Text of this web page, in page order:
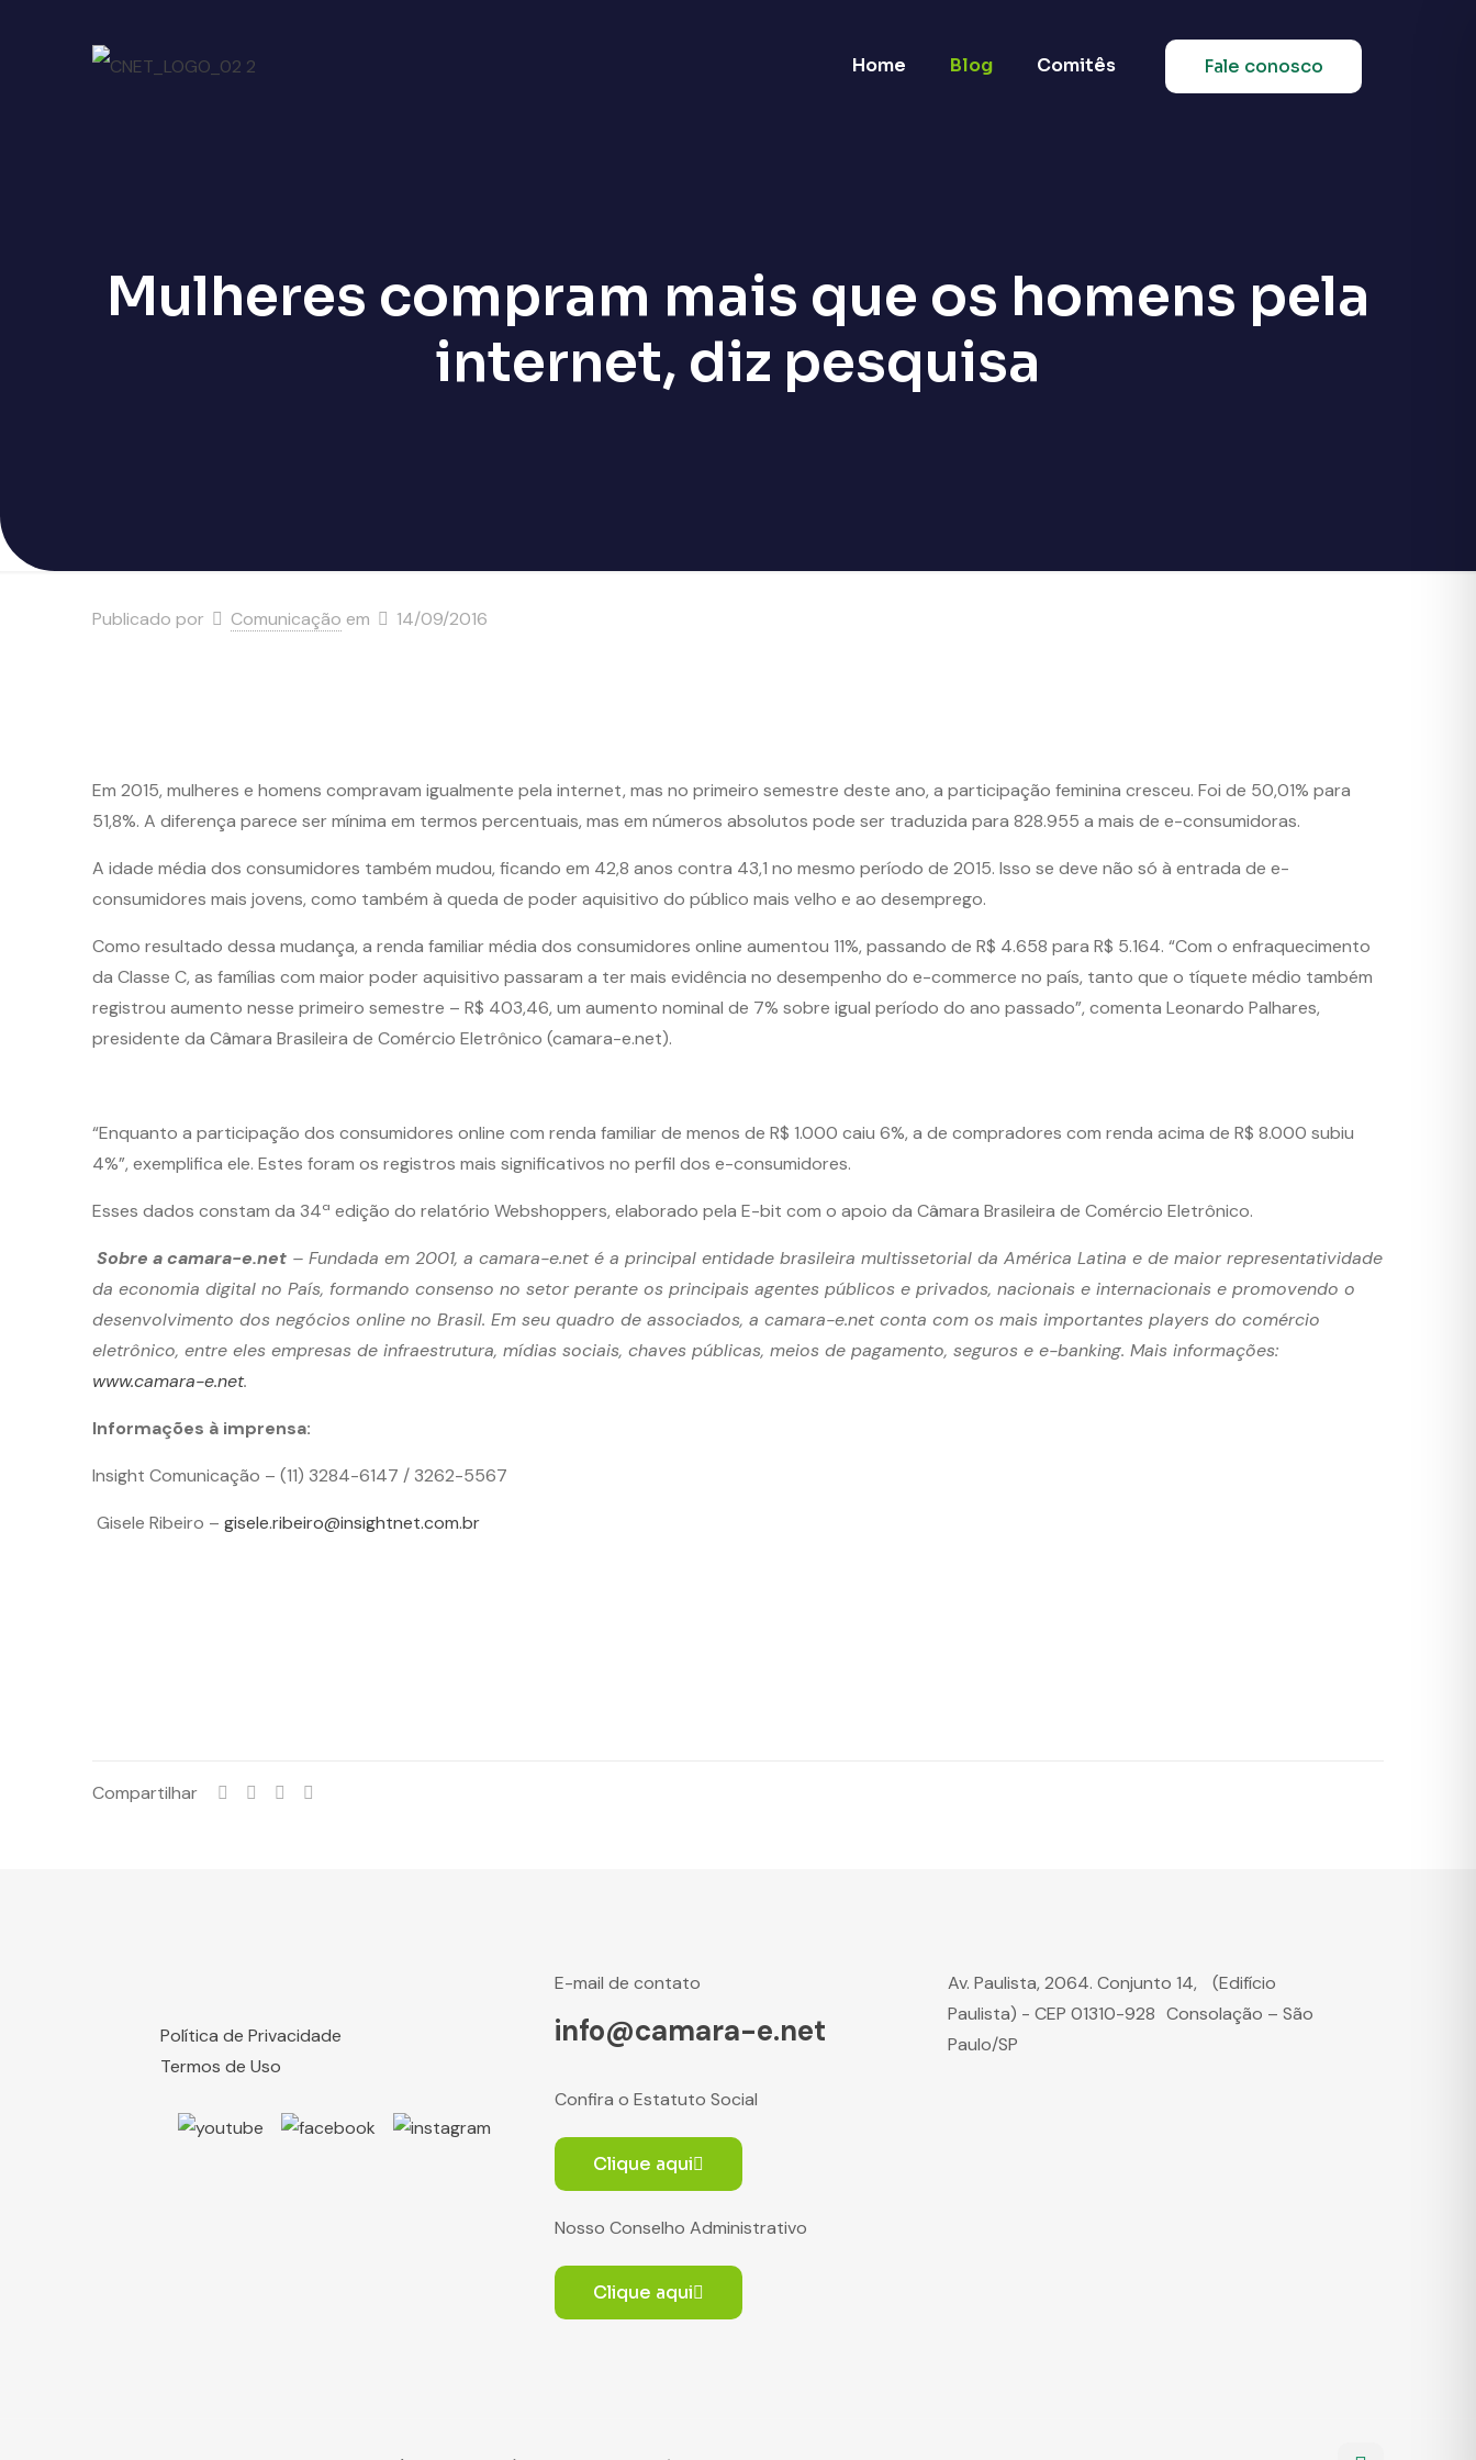
Home Blog Comitês Fale conosco
Mulheres compram mais que os homens pela
internet, diz pesquisa
Publicado por Comunicação em 14/09/2016
Em 2015, mulheres e homens compravam igualmente pela internet, mas no primeiro semestre deste ano, a participação feminina cresceu. Foi de 50,01% para
51,8%. A diferença parece ser mínima em termos percentuais, mas em números absolutos pode ser traduzida para 828.955 a mais de e-consumidoras.
A idade média dos consumidores também mudou, ficando em 42,8 anos contra 43,1 no mesmo período de 2015. Isso se deve não só à entrada de e-
consumidores mais jovens, como também à queda de poder aquisitivo do público mais velho e ao desemprego.
Como resultado dessa mudança, a renda familiar média dos consumidores online aumentou 11%, passando de R$ 4.658 para R$ 5.164. “Com o enfraquecimento
da Classe C, as famílias com maior poder aquisitivo passaram a ter mais evidência no desempenho do e-commerce no país, tanto que o tíquete médio também
registrou aumento nesse primeiro semestre – R$ 403,46, um aumento nominal de 7% sobre igual período do ano passado”, comenta Leonardo Palhares,
presidente da Câmara Brasileira de Comércio Eletrônico (camara-e.net).
“Enquanto a participação dos consumidores online com renda familiar de menos de R$ 1.000 caiu 6%, a de compradores com renda acima de R$ 8.000 subiu
4%”, exemplifica ele. Estes foram os registros mais significativos no perfil dos e-consumidores.
Esses dados constam da 34ª edição do relatório Webshoppers, elaborado pela E-bit com o apoio da Câmara Brasileira de Comércio Eletrônico.
Sobre a camara-e.net – Fundada em 2001, a camara-e.net é a principal entidade brasileira multissetorial da América Latina e de maior representatividade
da economia digital no País, formando consenso no setor perante os principais agentes públicos e privados, nacionais e internacionais e promovendo o
desenvolvimento dos negócios online no Brasil. Em seu quadro de associados, a camara-e.net conta com os mais importantes players do comércio
eletrônico, entre eles empresas de infraestrutura, mídias sociais, chaves públicas, meios de pagamento, seguros e e-banking. Mais informações:
www.camara-e.net.
Informações à imprensa:
Insight Comunicação – (11) 3284-6147 / 3262-5567
Gisele Ribeiro – gisele.ribeiro@insightnet.com.br
Compartilhar
Política de Privacidade
Termos de Uso
E-mail de contato
info@camara-e.net
Confira o Estatuto Social
Clique aqui
Nosso Conselho Administrativo
Clique aqui
Av. Paulista, 2064. Conjunto 14, (Edifício
Paulista) - CEP 01310-928 Consolação – São
Paulo/SP